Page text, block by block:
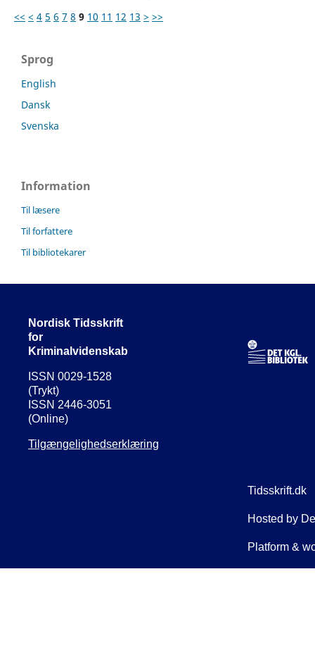
<< < 4 5 6 7 8 9 10 11 12 13 > >>
Sprog
English
Dansk
Svenska
Information
Til læsere
Til forfattere
Til bibliotekarer
Nordisk Tidsskrift
for
Kriminalvidenskab
ISSN 0029-1528
(Trykt)
ISSN 2446-3051
(Online)
Tilgængelighedserklæring